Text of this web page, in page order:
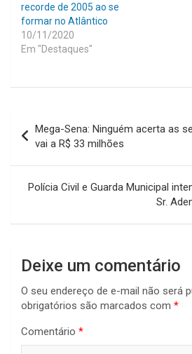
recorde de 2005 ao se
formar no Atlântico
10/11/2020
Em "Destaques"
de
Post
Mega-Sena: Ninguém acerta as
vai a R$ 33 milhões
Polícia Civil e Guarda Municipal
Sr.
Deixe um comentário
O seu endereço de e-mail não será
obrigatórios são marcados com *
Comentário *